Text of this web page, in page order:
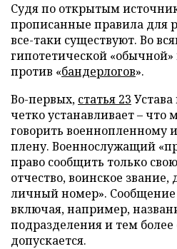
Судя по открытым
прописанные правила для
все-таки существуют. Во
гипотетической
против «бандерлогов».
Во-первых, статья 23
четко устанавливает – что
говорить военнопленному
плену. Военнослужащий
право сообщить только
отчество, воинское
личный номер». Сообщение
включая, например,
подразделения и тем
допускается.